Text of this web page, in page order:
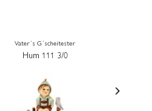
Vater´s G´scheitester
Hum 111 3/0